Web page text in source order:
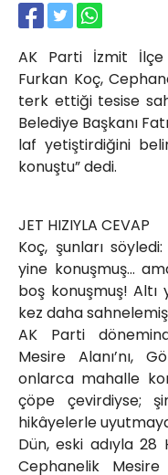
AK Parti İzmit İlçe
Furkan Koç,
terk ettiği tesise
Belediye Başkanı
laf yetiştirdiğini
konuştu” dedi.
JET HIZIYLA CEVAP
Koç, şunları
yine konuşmuş…
boş konuşmuş! Altı
kez daha
AK Parti
Mesire Alanı’nı,
onlarca mahalle
çöpe çevirdiyse;
hikâyelerle
Dün, eski adıyla 28
Cephanelik